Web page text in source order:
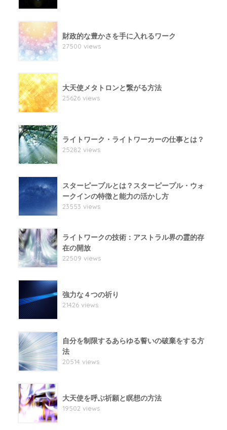
財政的な豊かさを手に入れるワーク
27500 views
大天使メタトロンと繋がる方法
25626 views
ライトワーク・ライトワーカーの仕事とは？
25282 views
スターピープルとは？スターピープル・ウォ
ークインの特徴と能力の活かし方
23553 views
ライトワークの技術：アストラル界の霊的存
在の開放
22509 views
強力な４つの祈り
21426 views
自分を制限するあらゆる誓いの破棄をする方
法
20514 views
大天使を呼ぶ祈願と瞑想の方法
19502 views